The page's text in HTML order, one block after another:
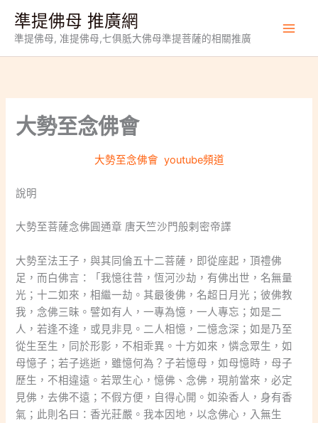
要
準提佛母 推廣網
準提佛母, 准提佛母,七俱胝大佛母準提菩薩的相關推廣
大勢至念佛會
大勢至念佛會 youtube頻道
說明
大勢至菩薩念佛圓通章 唐天竺沙門般剌密帝譯
大勢至法王子，與其同倫五十二菩薩，即從座起，頂禮佛
足，而白佛言：「我憶往昔，恆河沙劫，有佛出世，名無量
光；十二如來，相繼一劫。其最後佛，名超日月光；彼佛教
我，念佛三昧。譬如有人，一專為憶，一人專忘；如是二
人，若逢不逢，或見非見。二人相憶，二憶念深；如是乃至
從生至生，同於形影，不相乖異。十方如來，憐念眾生，如
母憶子；若子逃逝，雖憶何為？子若憶母，如母憶時，母子
歷生，不相違遠。若眾生心，憶佛、念佛，現前當來，必定
見佛，去佛不遠；不假方便，自得心開。如染香人，身有香
氣；此則名曰：香光莊嚴。我本因地，以念佛心，入無生